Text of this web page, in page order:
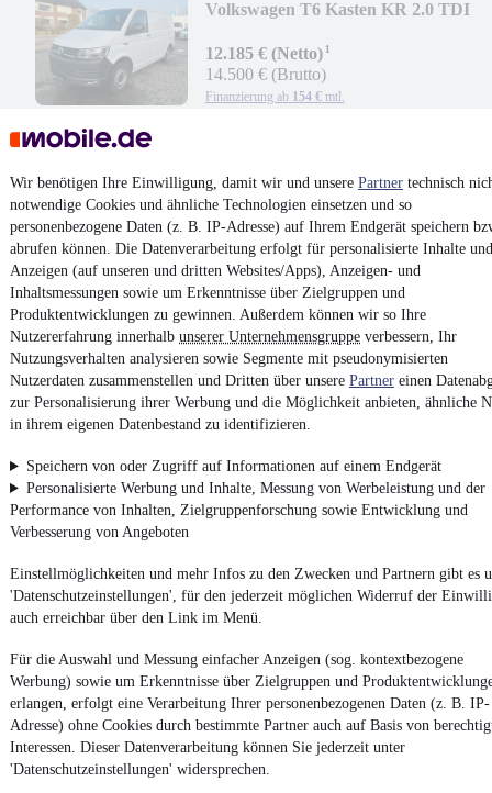
Wir benötigen Ihre Einwilligung, damit wir und unsere Partner technisch
notwendige Cookies und ähnliche Technologien einsetzen und so
personenbezogene Daten (z. B. IP-Adresse) auf Ihrem Endgerät speichern
abrufen können. Die Datenverarbeitung erfolgt für personalisierte Inhalte und
Anzeigen (auf unseren und dritten Websites/Apps), Anzeigen- und
Inhaltsmessungen sowie um Erkenntnisse über Zielgruppen und
Produktentwicklungen zu gewinnen. Außerdem können wir so Ihre
Nutzererfahrung innerhalb unserer Unternehmensgruppe verbessern, Ihr
Nutzungsverhalten analysieren sowie Segmente mit pseudonymisierten
Nutzerdaten zusammenstellen und Dritten über unsere Partner einen
zur Personalisierung ihrer Werbung und die Möglichkeit anbieten, ähnliche
in ihrem eigenen Datenbestand zu identifizieren.
Speichern von oder Zugriff auf Informationen auf einem Endgerät
Personalisierte Werbung und Inhalte, Messung von Werbeleistung und der
Performance von Inhalten, Zielgruppenforschung sowie Entwicklung und
Verbesserung von Angeboten
Einstellmöglichkeiten und mehr Infos zu den Zwecken und Partnern gibt es
'Datenschutzeinstellungen', für den jederzeit möglichen Widerruf der
auch erreichbar über den Link im Menü.
Für die Auswahl und Messung einfacher Anzeigen (sog. kontextbezogene
Werbung) sowie um Erkenntnisse über Zielgruppen und
erlangen, erfolgt eine Verarbeitung Ihrer personenbezogenen Daten (z. B. IP-
Adresse) ohne Cookies durch bestimmte Partner auch auf Basis von
Interessen. Dieser Datenverarbeitung können Sie jederzeit unter
'Datenschutzeinstellungen' widersprechen.
Volkswagen T6 Kasten KR 2.0 TDI
12.185 € (Netto)¹
14.500 € (Brutto)
Finanzierung ab 154 € mtl.
Kastenwagen•EZ 08/2019
Diesel
Kontakt
¹MwSt. ausweisbar
4.6 Sterne
Nutze mobile.de schnell und einfach
App installieren
Impressum
AGB
Datenschutz
Datenschutzeinstellungen
Report Security Vulnerability (English)
Powered by